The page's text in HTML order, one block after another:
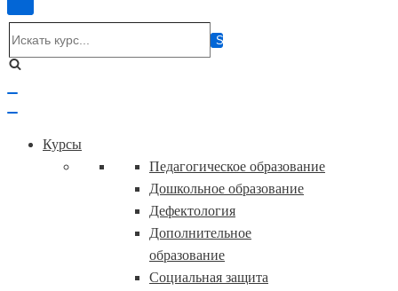
Показать/
Скрыть
навигацию
Скрыть
Курсы
Педагогическое образование
Дошкольное образование
Дефектология
Дополнительное
образование
Социальная защита